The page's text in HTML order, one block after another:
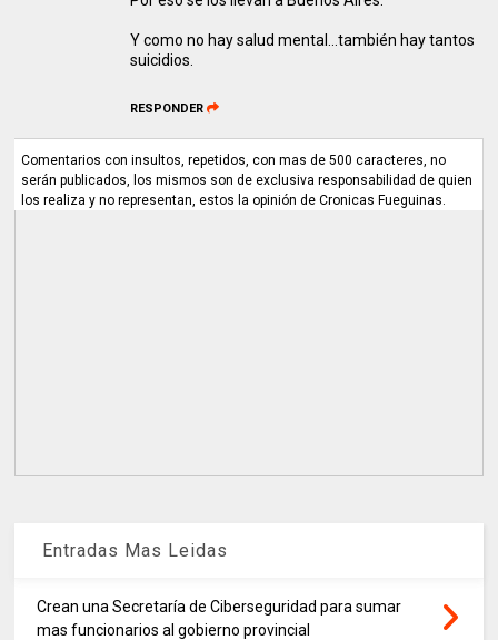
Y como no hay salud mental...también hay tantos
suicidios.
RESPONDER
Comentarios con insultos, repetidos, con mas de 500 caracteres, no
serán publicados, los mismos son de exclusiva responsabilidad de quien
los realiza y no representan, estos la opinión de Cronicas Fueguinas.
Entradas Mas Leidas
Crean una Secretaría de Ciberseguridad para sumar
mas funcionarios al gobierno provincial